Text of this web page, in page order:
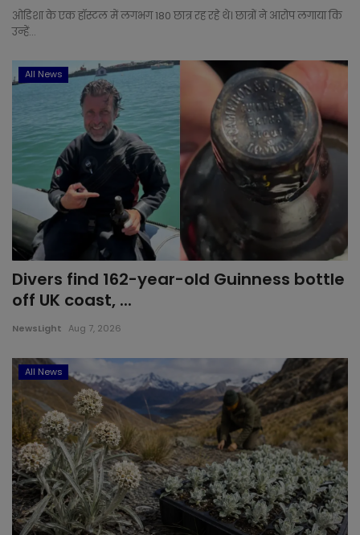
ओडिशा के एक हॉस्टल में लगभग 180 छात्र रह रहे थे। छात्रों ने आरोप लगाया कि
उन्हें...
All News
Divers find 162-year-old Guinness bottle
off UK coast, ...
NewsLight Aug 7, 2026
All News